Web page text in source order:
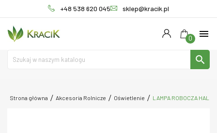
+48 538 620 045 sklep@kracik.pl
0 menu
search
Strona główna Akcesoria Rolnicze Oświetlenie LAMPA ROBOCZA